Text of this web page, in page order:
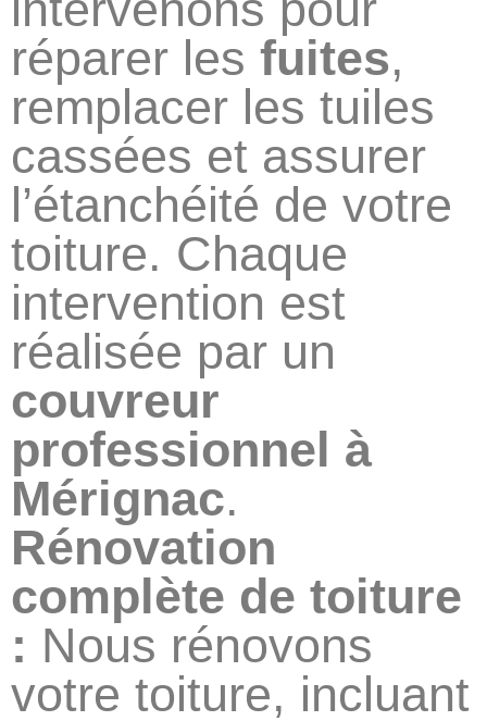
réparer les fuites,
remplacer les tuiles
cassées et assurer
l’étanchéité de votre
toiture. Chaque
intervention est
réalisée par un
couvreur
professionnel à
Mérignac.
Rénovation
complète de toiture
: Nous rénovons
votre toiture, incluant